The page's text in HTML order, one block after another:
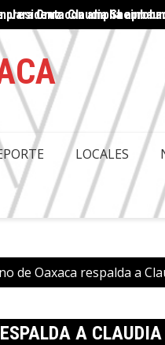
Claudia
compromiso del Estado,
LOCALES
de Oaxaca respalda a
A